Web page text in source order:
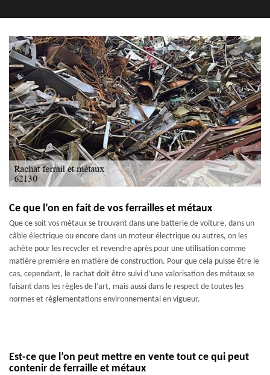
Ce que l’on en fait de vos ferrailles et métaux
Que ce soit vos métaux se trouvant dans une batterie de voiture, dans un
câble électrique ou encore dans un moteur électrique ou autres, on les
achète pour les recycler et revendre après pour une utilisation comme
matière première en matière de construction. Pour que cela puisse être le
cas, cependant, le rachat doit être suivi d’une valorisation des métaux se
faisant dans les règles de l’art, mais aussi dans le respect de toutes les
normes et règlementations environnemental en vigueur.
Est-ce que l’on peut mettre en vente tout ce qui peut
contenir de ferraille et métaux